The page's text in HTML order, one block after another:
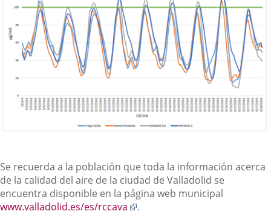
Se recuerda a la población que toda la información acerca
de la calidad del aire de la ciudad de Valladolid se
encuentra disponible en la página web municipal
www.valladolid.es/es/rccava
Enlace
.